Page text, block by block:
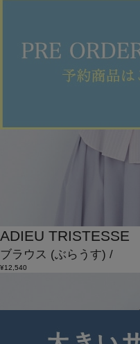
ADIEU TRISTESSE
ブラウス (ぶらうす) /
¥12,540